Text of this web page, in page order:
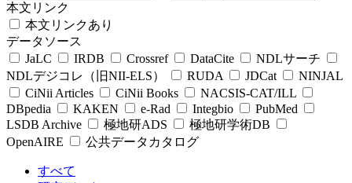
本文リンク
本文リンクあり
データソース
JaLC
IRDB Crossref DataCite
NDLサーチ
NDLデジコレ（旧NII-ELS）
RUDA JDCat
NINJAL
CiNii Articles
CiNii Books
NACSIS-CAT/ILL
DBpedia
KAKEN e-Rad Integbio
PubMed
LSDB Archive
極地研ADS
極地研学術DB
OpenAIRE
公共データカタログ
すべて